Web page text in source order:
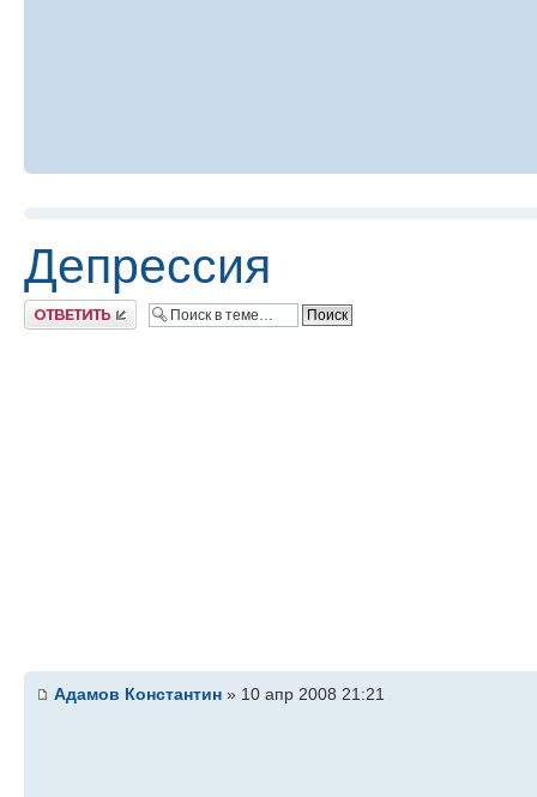
Депрессия
Ответить
Адамов Константин » 10 апр 2008 21:21